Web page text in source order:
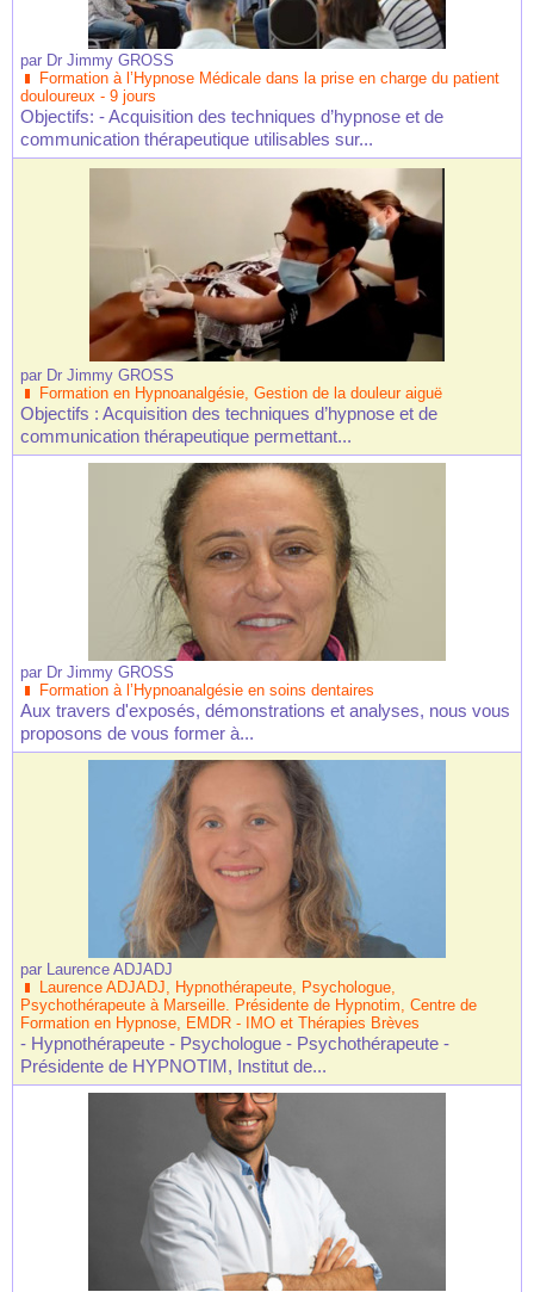
par Dr Jimmy GROSS
Formation à l’Hypnose Médicale dans la prise en charge du patient
douloureux - 9 jours
Objectifs: - Acquisition des techniques d’hypnose et de
communication thérapeutique utilisables sur...
par Dr Jimmy GROSS
Formation en Hypnoanalgésie, Gestion de la douleur aiguë
Objectifs : Acquisition des techniques d’hypnose et de
communication thérapeutique permettant...
par Dr Jimmy GROSS
Formation à l’Hypnoanalgésie en soins dentaires
Aux travers d'exposés, démonstrations et analyses, nous vous
proposons de vous former à...
par Laurence ADJADJ
Laurence ADJADJ, Hypnothérapeute, Psychologue,
Psychothérapeute à Marseille. Présidente de Hypnotim, Centre de
Formation en Hypnose, EMDR - IMO et Thérapies Brèves
- Hypnothérapeute - Psychologue - Psychothérapeute -
Présidente de HYPNOTIM, Institut de...